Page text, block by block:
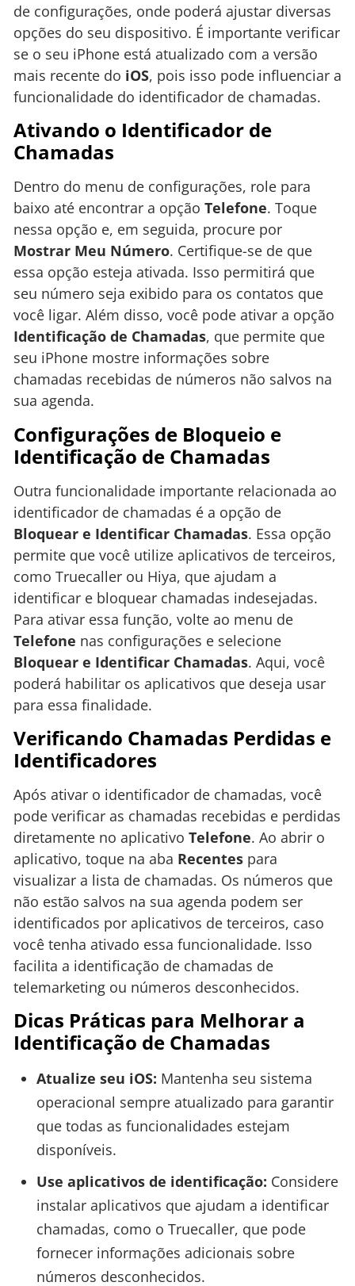
de configurações, onde poderá ajustar diversas
opções do seu dispositivo. É importante verificar
se o seu iPhone está atualizado com a versão
mais recente do iOS, pois isso pode influenciar a
funcionalidade do identificador de chamadas.
Ativando o Identificador de
Chamadas
Dentro do menu de configurações, role para
baixo até encontrar a opção Telefone. Toque
nessa opção e, em seguida, procure por
Mostrar Meu Número. Certifique-se de que
essa opção esteja ativada. Isso permitirá que
seu número seja exibido para os contatos que
você ligar. Além disso, você pode ativar a opção
Identificação de Chamadas, que permite que
seu iPhone mostre informações sobre
chamadas recebidas de números não salvos na
sua agenda.
Configurações de Bloqueio e
Identificação de Chamadas
Outra funcionalidade importante relacionada ao
identificador de chamadas é a opção de
Bloquear e Identificar Chamadas. Essa opção
permite que você utilize aplicativos de terceiros,
como Truecaller ou Hiya, que ajudam a
identificar e bloquear chamadas indesejadas.
Para ativar essa função, volte ao menu de
Telefone nas configurações e selecione
Bloquear e Identificar Chamadas. Aqui, você
poderá habilitar os aplicativos que deseja usar
para essa finalidade.
Verificando Chamadas Perdidas e
Identificadores
Após ativar o identificador de chamadas, você
pode verificar as chamadas recebidas e perdidas
diretamente no aplicativo Telefone. Ao abrir o
aplicativo, toque na aba Recentes para
visualizar a lista de chamadas. Os números que
não estão salvos na sua agenda podem ser
identificados por aplicativos de terceiros, caso
você tenha ativado essa funcionalidade. Isso
facilita a identificação de chamadas de
telemarketing ou números desconhecidos.
Dicas Práticas para Melhorar a
Identificação de Chamadas
Atualize seu iOS: Mantenha seu sistema
operacional sempre atualizado para garantir
que todas as funcionalidades estejam
disponíveis.
Use aplicativos de identificação: Considere
instalar aplicativos que ajudam a identificar
chamadas, como o Truecaller, que pode
fornecer informações adicionais sobre
números desconhecidos.